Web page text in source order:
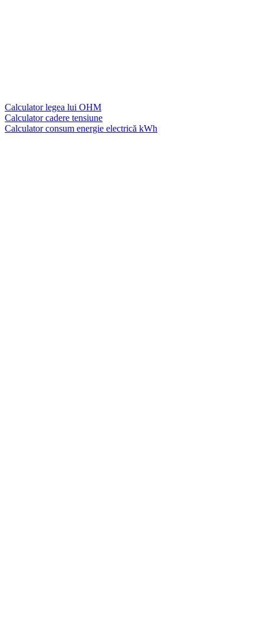
Calculator legea lui OHM
Calculator cadere tensiune
Calculator consum energie electrică kWh